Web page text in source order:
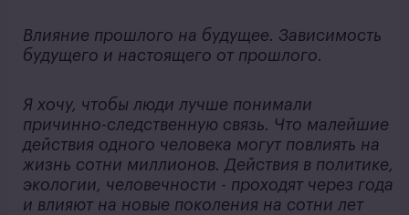
Влияние прошлого на будущее. Зависимость
будущего и настоящего от прошлого.
Я хочу, чтобы люди лучше понимали
причинно-следственную связь. Что малейшие
действия одного человека могут повлиять на
жизнь сотни миллионов. Действия в политике,
экологии, человечности - проходят через года
и влияют на новые поколения на сотни лет